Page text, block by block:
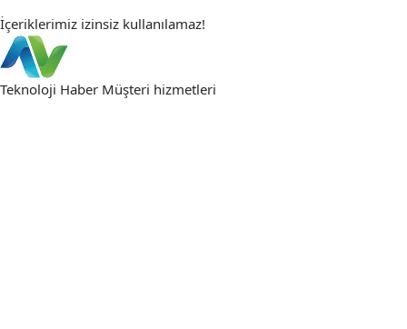
İçeriklerimiz izinsiz kullanılamaz!
Teknoloji Haber Müşteri hizmetleri